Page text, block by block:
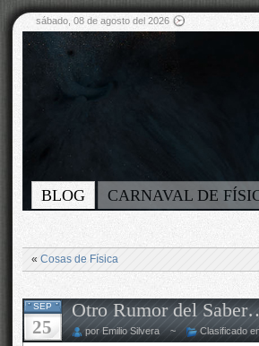
sábado, 08 de agosto del 2026
BLOG CARNAVAL DE
« Cosas de Física
SEP
25
Otro Rumor del
por Emilio Silvera ~ Clasificado